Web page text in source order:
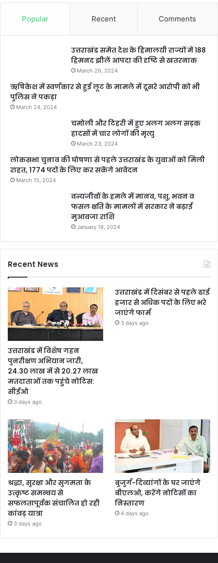
Popular Recent Comments
उत्तराखंड समेत देश के हिमालयी राज्यों में 188
हिमनद झीलें आपदा की दृष्टि से खतरनाक
March 26, 2024
ऋषिकेश में स्वर्णकार से हुई लूट के मामले में दूसरे आरोपी को भी
पुलिस ने पकड़ा
March 24, 2024
चमोली और टिहरी में हुए अलग अलग सड़क
हादसों में चार लोगों की मृत्यु
March 23, 2024
लोकसभा चुनाव की घोषणा से पहले उत्तराखंड के युवाओं को मिली
राहत, 1774 पदों के लिए कर सकेंगे आवेदन
March 15, 2024
वन्यजीवों के हमले में मानव, पशु, भवन व
फसल क्षति के मामलों में सरकार ने बढ़ाई
मुआवजा राशि
January 19, 2024
Recent News
उत्तराखंड में विशेष गहन
पुनरीक्षण अभियान जारी,
24.30 लाख में से 20.27 लाख
मतदाताओं तक पहुंचे नोटिस:
सीईओ
3 days ago
उत्तराखंड में दिसंबर से पहले ढाई
हजार से अधिक पदों के लिए भरे
जाएंगे फार्म
3 days ago
श्रद्धा, सुरक्षा और सुगमता के
उत्कृष्ट समन्वय से
सफलतापूर्वक संचालित हो रही
कांवड़ यात्रा
3 days ago
बुजुर्ग-दिव्यांगों के घर जाएंगे
बीएलओ, करेंगे नोटिसों का
निस्तारण
4 days ago